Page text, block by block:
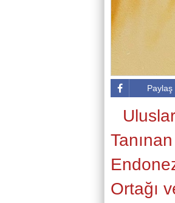
Paylaş
Ortağı